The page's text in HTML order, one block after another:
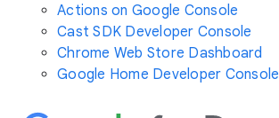
Actions on Google Console
Cast SDK Developer Console
Chrome Web Store Dashboard
Google Home Developer Console